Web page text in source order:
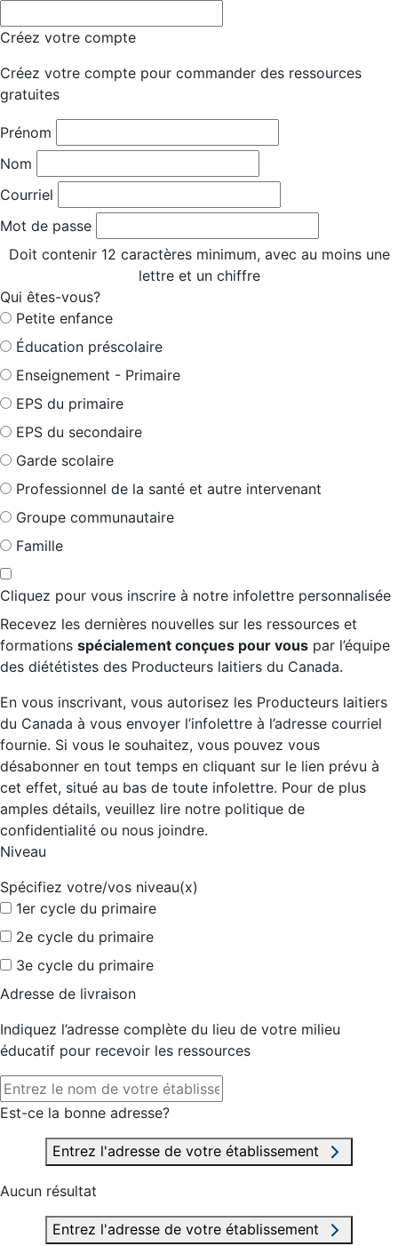
Créez votre compte
Créez votre compte pour commander des ressources
gratuites
Prénom
Nom
Courriel
Mot de passe
Doit contenir 12 caractères minimum, avec au moins une
lettre et un chiffre
Qui êtes-vous?
Petite enfance
Éducation préscolaire
Enseignement - Primaire
EPS du primaire
EPS du secondaire
Garde scolaire
Professionnel de la santé et autre intervenant
Groupe communautaire
Famille
Cliquez pour vous inscrire à notre infolettre personnalisée
Recevez les dernières nouvelles sur les ressources et
formations spécialement conçues pour vous par l’équipe
des diététistes des Producteurs laitiers du Canada.
En vous inscrivant, vous autorisez les Producteurs laitiers
du Canada à vous envoyer l’infolettre à l’adresse courriel
fournie. Si vous le souhaitez, vous pouvez vous
désabonner en tout temps en cliquant sur le lien prévu à
cet effet, situé au bas de toute infolettre. Pour de plus
amples détails, veuillez lire notre politique de
confidentialité ou nous joindre.
Niveau
Spécifiez votre/vos niveau(x)
1er cycle du primaire
2e cycle du primaire
3e cycle du primaire
Adresse de livraison
Indiquez l’adresse complète du lieu de votre milieu
éducatif pour recevoir les ressources
Est-ce la bonne adresse?
Entrez l'adresse de votre établissement
Aucun résultat
Entrez l'adresse de votre établissement